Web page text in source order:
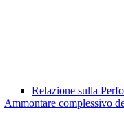
Relazione sulla
Ammontare complessivo